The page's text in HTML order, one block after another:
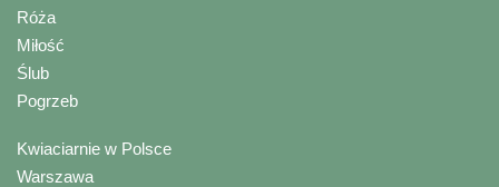
Róża
Miłość
Ślub
Pogrzeb
Kwiaciarnie w Polsce
Warszawa